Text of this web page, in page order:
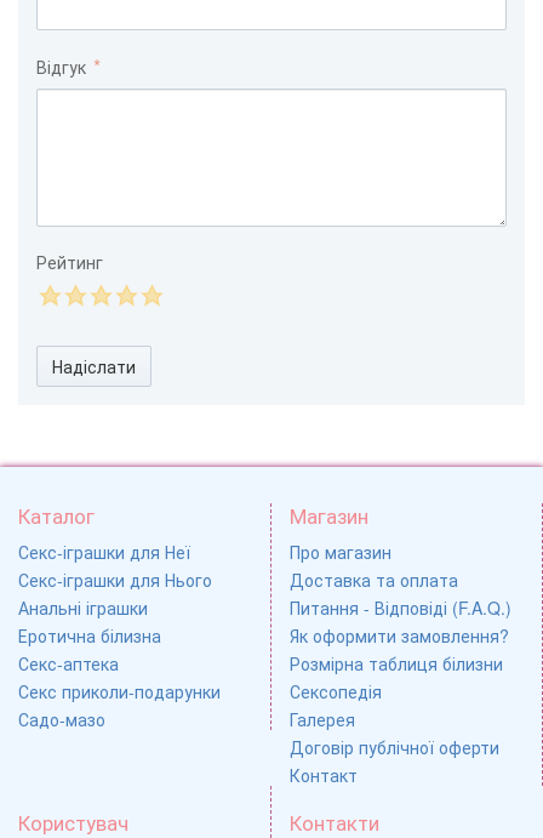
Відгук
Рейтинг
Надіслати
Каталог
Секс-іграшки для Неї
Секс-іграшки для Нього
Анальні іграшки
Еротична білизна
Секс-аптека
Секс приколи-подарунки
Садо-мазо
Магазин
Про магазин
Доставка та оплата
Питання - Відповіді (F.A.Q.)
Як оформити замовлення?
Розмірна таблиця білизни
Сексопедія
Галерея
Договір публічної оферти
Контакт
Користувач Контакти